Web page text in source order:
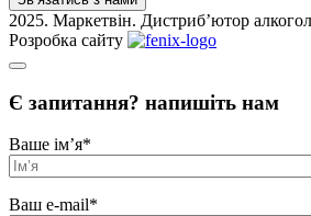
2025. Маркетвін. Дистриб’ютор
Розробка сайту
Є запитання? напишіть нам
Ваше ім’я*
Ваш e-mail*